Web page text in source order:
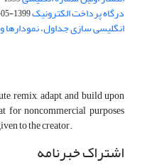
درگاه پرداخت الکترونیک1399-05-05
انگلیسی سازی جداول، نمودارها
remix, adapt, and build upon
for noncommercial purposes
to the creator.
اشتراک خبرنامه